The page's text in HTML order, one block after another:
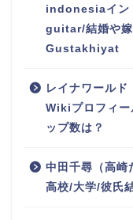
indonesiaイン
guitar/結婚や
Gustakhiyat
レイナワールド
Wikiプロフィー
ップ数は？
中田千尋（高崎
高校/大学/彼氏